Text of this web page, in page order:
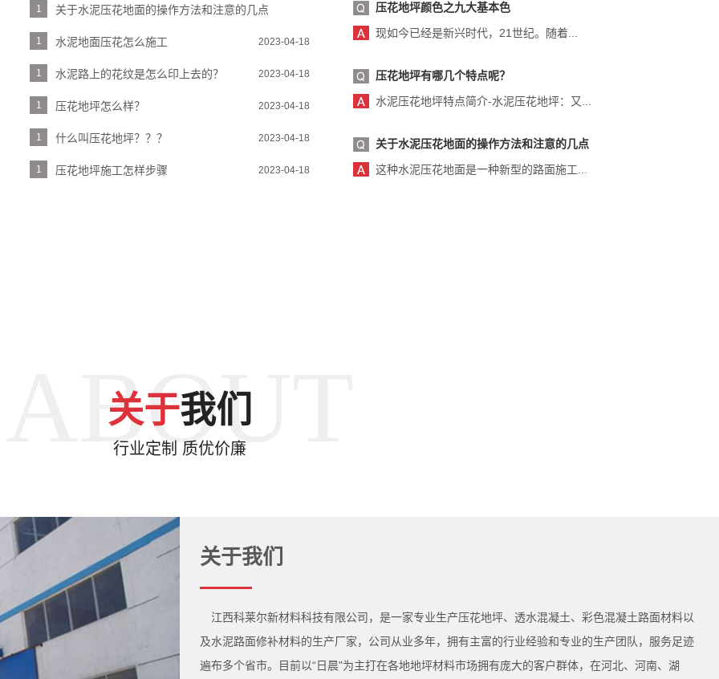
1 关于水泥压花地面的操作方法和注意的几点
2023-04-18
1 水泥地面压花怎么施工 2023-04-18
1 水泥路上的花纹是怎么印上去的？ 2023-04-18
1 压花地坪怎么样？ 2023-04-18
1 什么叫压花地坪？？？ 2023-04-18
1 压花地坪施工怎样步骤 2023-04-18
压花地坪颜色之九大基本色
现如今已经是新兴时代，21世纪。随着...
压花地坪有哪几个特点呢？
水泥压花地坪特点简介-水泥压花地坪：又...
关于水泥压花地面的操作方法和注意的几点
这种水泥压花地面是一种新型的路面施工...
ABOUT
关于我们
行业定制 质优价廉
关于我们
江西科莱尔新材料科技有限公司，是一家专业生产压花地坪、透水混凝土、彩色混凝土路面材料以
及水泥路面修补材料的生产厂家，公司从业多年，拥有主富的行业经验和专业的生产团队，服务足迹
遍布多个省市。目前以“日晨"为主打在各地地坪材料市场拥有庞大的客户群体，在河北、河南、湖